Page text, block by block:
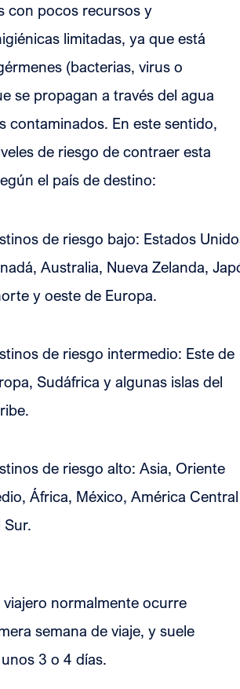
con pocos recursos y
limitadas, ya que está
(bacterias, virus o
se propagan a través del agua
contaminados. En este sentido,
de riesgo de contraer esta
el país de destino:
de riesgo bajo: Estados
Australia, Nueva Zelanda,
y oeste de Europa.
de riesgo intermedio: Este de
Sudáfrica y algunas islas del
de riesgo alto: Asia, Oriente
África, México, América
Sur.
viajero normalmente ocurre
semana de viaje, y suele
3 o 4 días.